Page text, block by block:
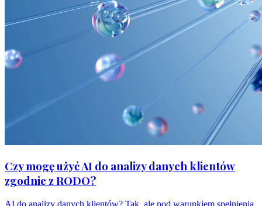
Czy mogę użyć AI do analizy danych klientów
zgodnie z RODO?
AI do analizy danych klientów? Tak, ale pod warunkiem spełnienia